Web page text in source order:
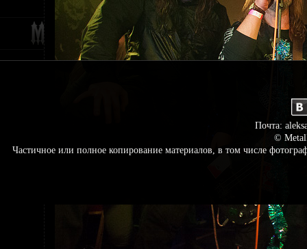
ГЛАВНАЯ
Почта:
©
Частичное или полное копирование материалов, в том числе